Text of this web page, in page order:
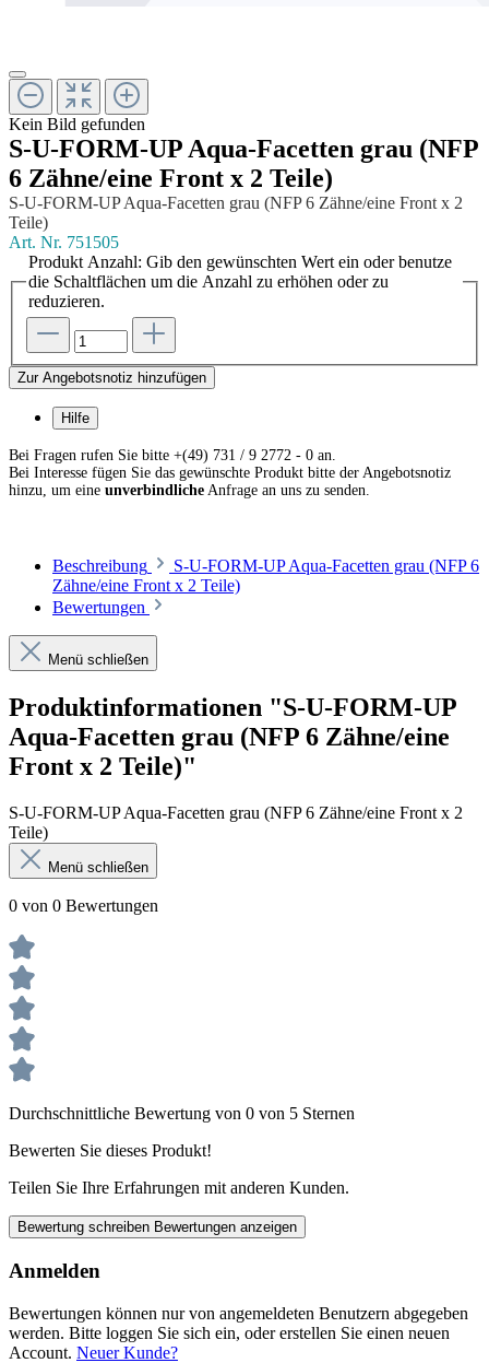
Kein Bild gefunden
S-U-FORM-UP Aqua-Facetten grau (NFP
6 Zähne/eine Front x 2 Teile)
S-U-FORM-UP Aqua-Facetten grau (NFP 6 Zähne/eine Front x 2
Teile)
Art. Nr. 751505
Produkt Anzahl: Gib den gewünschten Wert ein oder benutze
die Schaltflächen um die Anzahl zu erhöhen oder zu
reduzieren.
Zur Angebotsnotiz hinzufügen
Hilfe
Bei Fragen rufen Sie bitte +(49) 731 / 9 2772 - 0 an.
Bei Interesse fügen Sie das gewünschte Produkt bitte der Angebotsnotiz
hinzu, um eine unverbindliche Anfrage an uns zu senden.
Beschreibung
S-U-FORM-UP Aqua-Facetten grau (NFP 6
Zähne/eine Front x 2 Teile)
Bewertungen
Menü schließen
Produktinformationen "S-U-FORM-UP
Aqua-Facetten grau (NFP 6 Zähne/eine
Front x 2 Teile)"
S-U-FORM-UP Aqua-Facetten grau (NFP 6 Zähne/eine Front x 2
Teile)
Menü schließen
0 von 0 Bewertungen
Durchschnittliche Bewertung von 0 von 5 Sternen
Bewerten Sie dieses Produkt!
Teilen Sie Ihre Erfahrungen mit anderen Kunden.
Bewertung schreiben Bewertungen anzeigen
Anmelden
Bewertungen können nur von angemeldeten Benutzern abgegeben
werden. Bitte loggen Sie sich ein, oder erstellen Sie einen neuen
Account. Neuer Kunde?